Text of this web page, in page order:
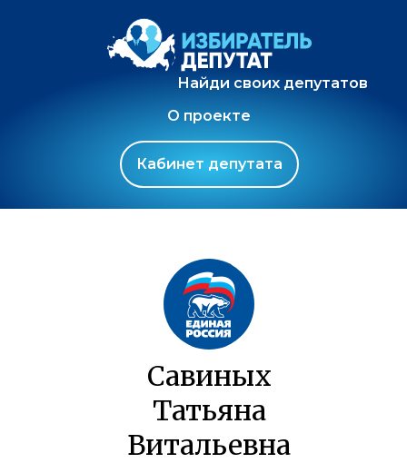
Найди своих депутатов
О проекте
Кабинет депутата
Савиных
Татьяна
Витальевна